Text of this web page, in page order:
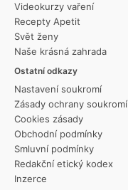
Videokurzy vaření
Recepty Apetit
Svět ženy
Naše krásná zahrada
Ostatní odkazy
Nastavení soukromí
Zásady ochrany soukromí
Cookies zásady
Obchodní podmínky
Smluvní podmínky
Redakční etický kodex
Inzerce